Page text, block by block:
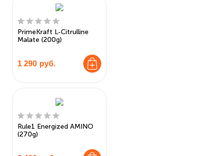
PrimeKraft L-Citrulline
Malate (200g)
1 290 руб.
Rule1 Energized AMINO
(270g)